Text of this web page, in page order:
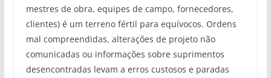
mestres de obra, equipes de campo, fornecedores,
clientes) é um terreno fértil para equívocos. Ordens
mal compreendidas, alterações de projeto não
comunicadas ou informações sobre suprimentos
desencontradas levam a erros custosos e paradas